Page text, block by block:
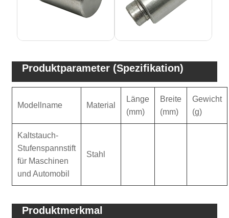
Produktparameter (Spezifikation)
Modellname Material
Länge
(mm)
Breite
(mm)
Gewicht
(g)
Kaltstauch-
Stufenspannstift
für Maschinen
und Automobil
Stahl
Produktmerkmal